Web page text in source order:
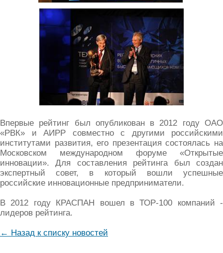
Впервые рейтинг был опубликован в 2012 году ОАО
«РВК» и АИРР совместно с другими российскими
институтами развития, его презентация состоялась на
Московском международном форуме «Открытые
инновации». Для составления рейтинга был создан
экспертный совет, в который вошли успешные
российские инновационные предприниматели.
В 2012 году КРАСПАН вошел в ТОР-100 компаний -
лидеров рейтинга.
← Назад к списку новостей